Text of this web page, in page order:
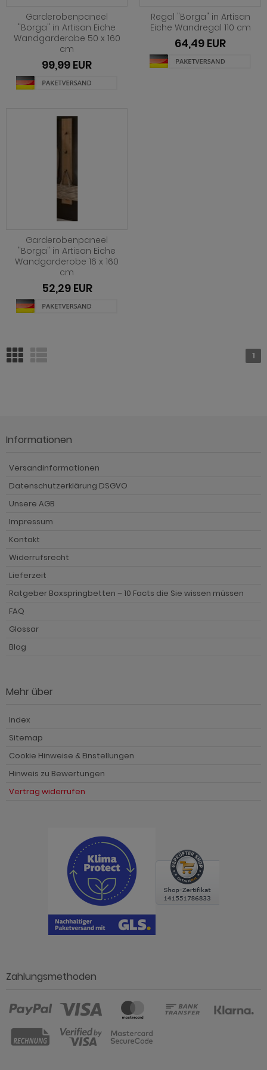
Garderobenpaneel
"Borga" in Artisan Eiche
Wandgarderobe 50 x 160
cm
99,99 EUR
Regal "Borga" in Artisan
Eiche Wandregal 110 cm
64,49 EUR
Garderobenpaneel
"Borga" in Artisan Eiche
Wandgarderobe 16 x 160
cm
52,29 EUR
1
Informationen
Versandinformationen
Datenschutzerklärung DSGVO
Unsere AGB
Impressum
Kontakt
Widerrufsrecht
Lieferzeit
Ratgeber Boxspringbetten – 10 Facts die Sie wissen müssen
FAQ
Glossar
Blog
Mehr über
Index
Sitemap
Cookie Hinweise & Einstellungen
Hinweis zu Bewertungen
Vertrag widerrufen
Zahlungsmethoden
Vestland
Ward
Stove weiß Pinie
Stream
Sumatra
Sunroof
Timber
Tomaso
Tyler
Vestland
Ward